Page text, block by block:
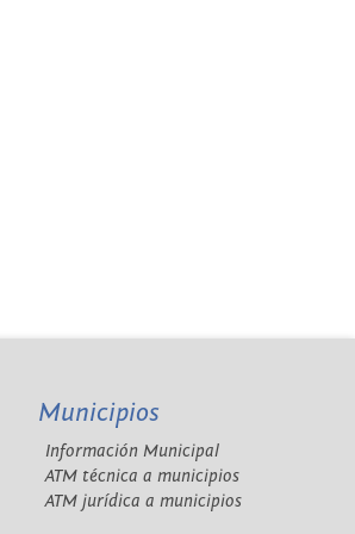
Municipios
Información Municipal
ATM técnica a municipios
ATM jurídica a municipios